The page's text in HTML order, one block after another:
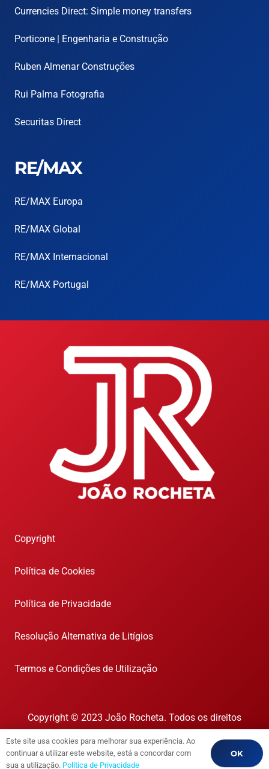
Currencies Direct: Simple money transfers
Porticone | Engenharia e Construção
Ruben Almenar Construções
Rui Palma Fotografia
Securitas Direct
RE/MAX
RE/MAX Europa
RE/MAX Global
RE/MAX Internacional
RE/MAX Portugal
Copyright
Política de Cookies
Política de Privacidade
Resolução Alternativa de Litígios
Termos e Condições de Utilização
Copyright © 2023 João Rocheta. Todos os direitos
reservados.
AMI 1718
Este site usa cookies para melhorar sua experiência. Ao
continuar a utilizar este website, está a concordar com
sua a utilização. Política de Privacidade
OK